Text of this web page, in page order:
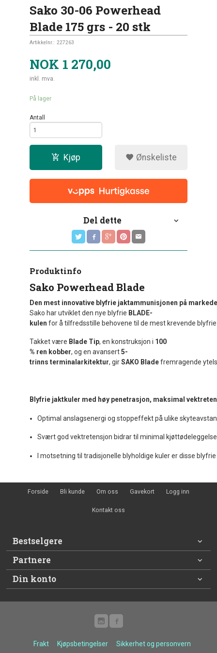
Sako 30-06 Powerhead
Blade 175 grs - 20 stk
Artikkelnr.: 227263
NOK 1 270,00
inkl. mva.
På lager
Antall
Kjøp Ønskeliste
Del dette
Produktinfo
Sako Powerhead Blade
Den mest innovative blyfrie jaktammunisjonen på
Sako harutvikletdennye blyfrie BLADE-
kulenforåtilfredsstille behovenetildemest krevende
Takketvære Blade Tip,en konstruksjoni 100
% ren kobber,ogenavansert5-
trinnsterminalarkitektur,girSAKO Bladefremragende
Blyfrie jaktkuler med høy penetrasjon, maksimal
Optimal anslagsenergi og stoppeffektpå ulike
Sværtgod vektretensjon bidrartil minimal
motsetning til tradisjonelle blyholdige kulererdisse blyfrie
Forside Bli kunde Om oss Gavekort Logg inn
Kontakt oss
Bestselgere
Partnere
Din konto
Frakt Kjøpsbetingelser Sikkerhet og personvern